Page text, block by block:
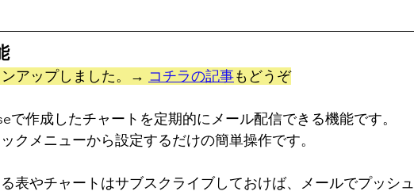
アップしました。→ コチラの記事もどうぞ
で作成したチャートを定期的にメール配信できる機能です。
クメニューから設定するだけの簡単操作です。
表やチャートはサブスクライブしておけば、メールでプッシュ